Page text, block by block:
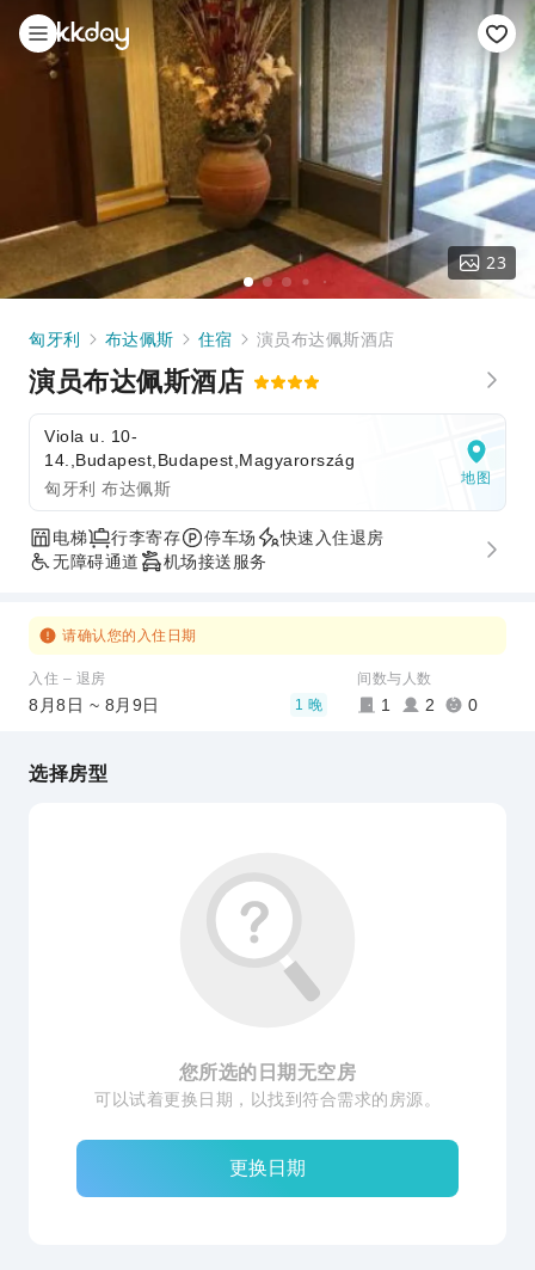
23
匈牙利 布达佩斯 住宿 演员布达佩斯酒店
演员布达佩斯酒店
Viola u. 10-
14.,Budapest,Budapest,Magyarország
匈牙利 布达佩斯
地图
电梯 行李寄存 停车场
快速入住退房
无障碍通道
机场接送服务
请确认您的入住日期
入住 – 退房
8月8日 ~ 8月9日 1 晚
间数与人数
1 2 0
选择房型
您所选的日期无空房
可以试着更换日期，以找到符合需求的房源。
更换日期